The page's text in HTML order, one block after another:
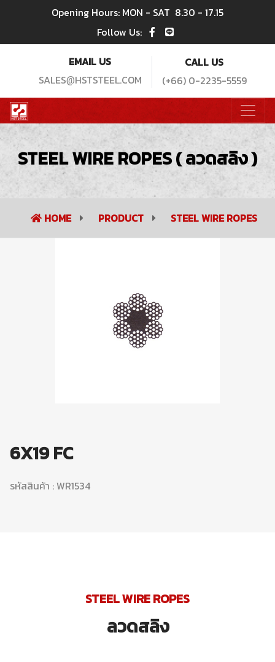
Opening Hours: MON - SAT 8.30 - 17.15
Follow Us:
EMAIL US
SALES@HSTSTEEL.COM
CALL US
(+66) 0-2235-5559
STEEL WIRE ROPES ( ลวดสลิง )
HOME PRODUCT STEEL WIRE ROPES
6X19 FC
รหัสสินค้า : WR1534
STEEL WIRE ROPES
ลวดสลิง